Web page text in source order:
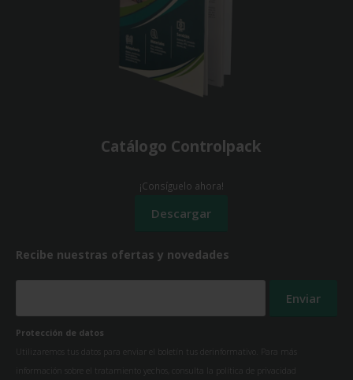
Recibe nuestras ofertas y novedades
Catálogo Controlpack
¡Consíguelo ahora!